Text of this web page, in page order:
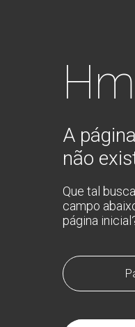
A
não
Que tal
campo
página